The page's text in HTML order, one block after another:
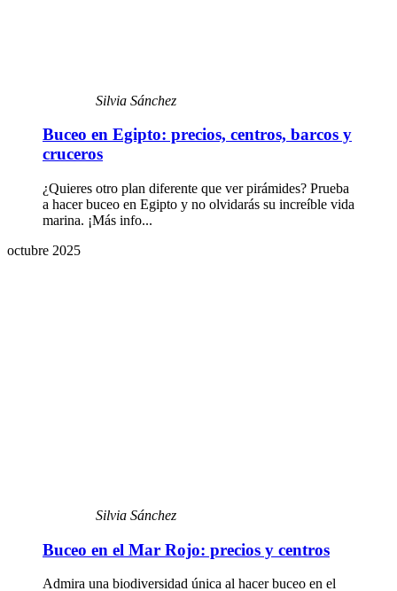
Silvia Sánchez
Buceo en Egipto: precios, centros, barcos y
cruceros
¿Quieres otro plan diferente que ver pirámides? Prueba
a hacer buceo en Egipto y no olvidarás su increíble vida
marina. ¡Más info...
octubre 2025
Silvia Sánchez
Buceo en el Mar Rojo: precios y centros
Admira una biodiversidad única al hacer buceo en el